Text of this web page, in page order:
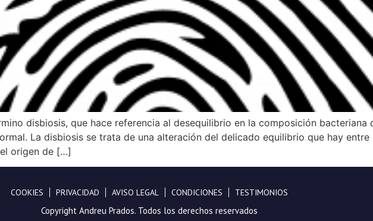
disbiosis, que hace referencia al desequilibrio en la composición bacteriana
La disbiosis se trata de una alteración del delicado equilibrio que hay
origen de […]
COOKIES PRIVACIDAD AVISO LEGAL CONDICIONES TESTIMONIOS
Copyright Andreu Prados. Todos los derechos reservados